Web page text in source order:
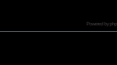
Powered by